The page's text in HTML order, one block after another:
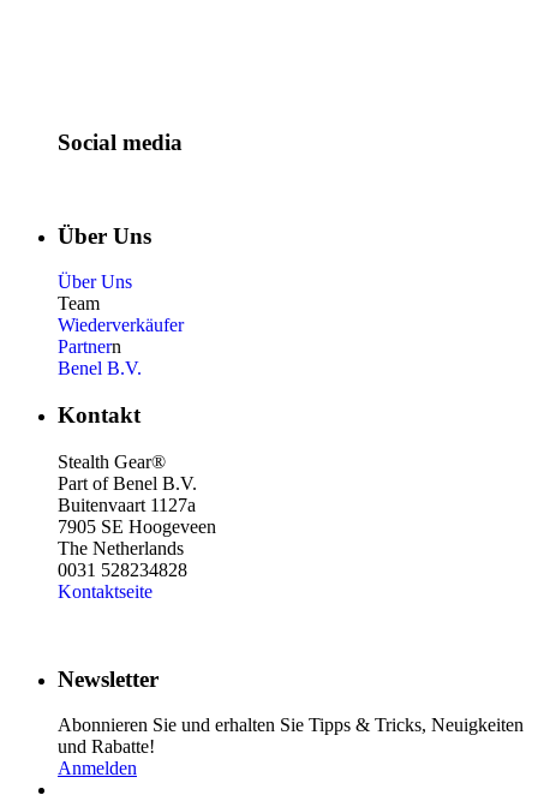
Social media
Über Uns
Über Uns
Team
Wiederverkäufer
Partnern
Benel B.V.
Kontakt
Stealth Gear®
Part of Benel B.V.
Buitenvaart 1127a
7905 SE Hoogeveen
The Netherlands
0031 528234828
Kontaktseite
Newsletter
Abonnieren Sie und erhalten Sie Tipps & Tricks, Neuigkeiten
und Rabatte!
Anmelden